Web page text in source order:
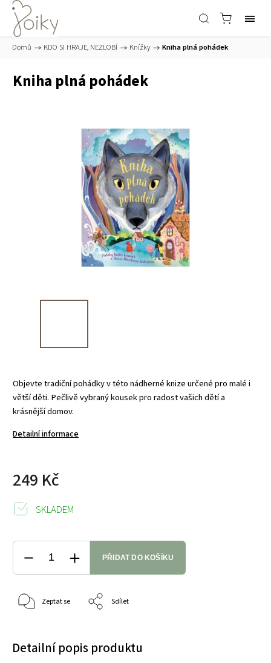
Domů / KDO SI HRAJE, NEZLOBÍ / Knížky / Kniha plná pohádek
Kniha plná pohádek
Objevte tradiční pohádky v této nádherné knize určené pro malé i
větší děti. Pečlivě vybraný kousek pro radost vašich dětí a
krásnější domov.
Detailní informace
249 Kč
SKLADEM
PŘIDAT DO KOŠÍKU
Zeptat se Sdílet
Detailní popis produktu